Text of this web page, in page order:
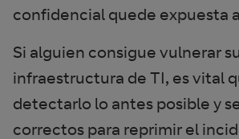
confidencial quede expuesta
Si alguien consigue vulnerar
infraestructura de TI, es vital
detectarlo lo antes posible y
correctos para reprimir el